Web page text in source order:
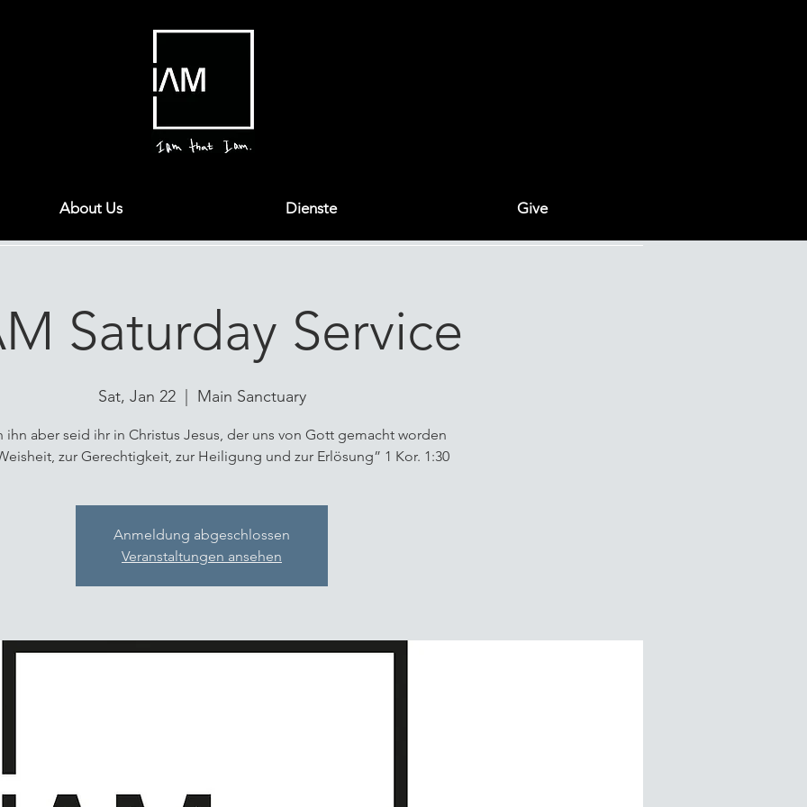
About Us Dienste Give
Saturday Service
Sat, Jan 22
  |
Main Sanctuary
ihn aber seid ihr in Christus Jesus, der uns von Gott gemacht worden
zur Gerechtigkeit, zur Heiligung und zur Erlösung” 1 Kor. 1:30
Anmeldung abgeschlossen
Veranstaltungen ansehen